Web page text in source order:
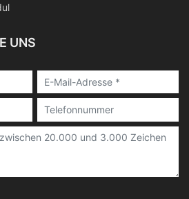
UNS